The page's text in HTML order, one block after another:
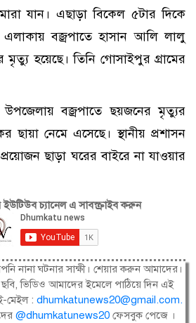
যান। এছাড়া বিকেল ৫টার দিকে
বজ্রপাতে হাসান আলি লালু
হয়েছে। তিনি গোসাইপুর গ্রামের
বজ্রপাতে ছয়জনের মৃত্যুর
নেমে এসেছে। স্থানীয় প্রশাসন
ছাড়া ঘরের বাইরে না যাওয়ার
চ্যানেল এ সাবস্ক্রাইব করুন
নানা ঘটনার সাক্ষী। শেয়ার করুন আমাদের।
ভিডিও আমাদের ইমেলে পাঠিয়ে দিন এই
মেইল : dhumkatunews20@gmail.com.
@dhumkatunews20 ফেসবুক পেজে ।